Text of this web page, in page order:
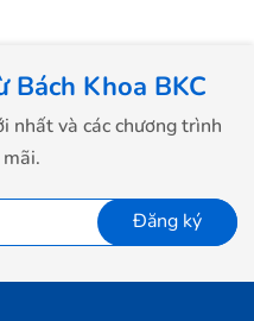
Khoa BKC
nhất và các chương trình
Đăng ký